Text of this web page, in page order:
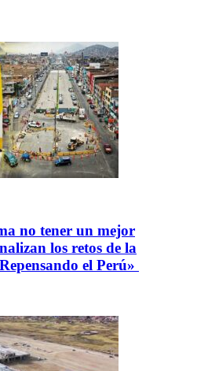
no tener un mejor
los retos de la
el Perú»